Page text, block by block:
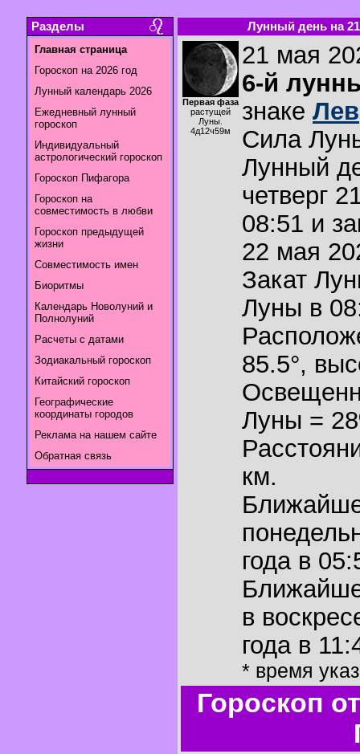
Разделы
Главная страница
Гороскоп на 2026 год
Лунный календарь 2026
Ежедневный лунный
гороскоп
Индивидуальный
астрологический гороскоп
Гороскоп Пифагора
Гороскоп на
совместимость в любви
Гороскоп предыдущей
жизни
Совместимость имен
Биоритмы
Календарь Новолуний и
Полнолуний
Расчеты с датами
Зодиакальный гороскоп
Китайский гороскоп
Географические
координаты городов
Реклама на нашем сайте
Обратная связь
Лунный день на
Первая фаза
растущей
Луны.
4д12ч59м
21 мая
6-й
знаке Лев
Сила
Лунный
четверг
08:51 и
22 мая
Закат
Луны в
85.5°,
Луны =
км.
года в
в
года в
* время
Гороскоп